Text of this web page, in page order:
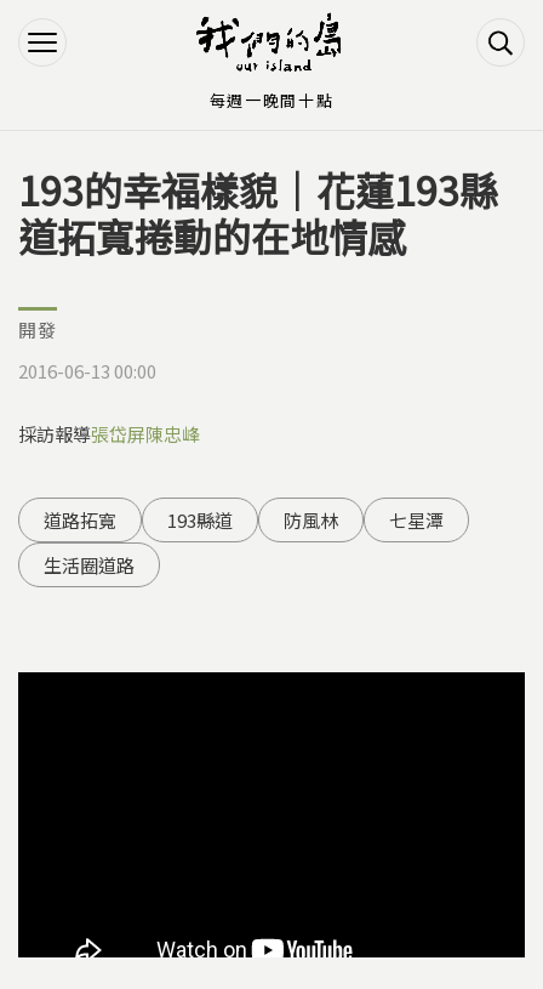
Jump to Navigation
Jump to Main content
您在這裡
193的幸福樣貌｜花蓮193縣
道拓寬捲動的在地情感
開發
2016-06-13 00:00
採訪報導張岱屏陳忠峰
道路拓寬 193縣道 防風林
七星潭
生活圈道路
每週一晚間十點